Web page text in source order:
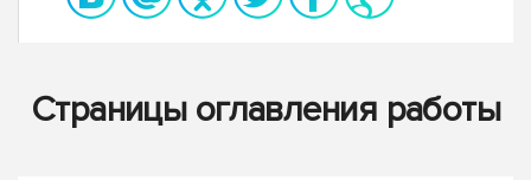
Страницы оглавления работы